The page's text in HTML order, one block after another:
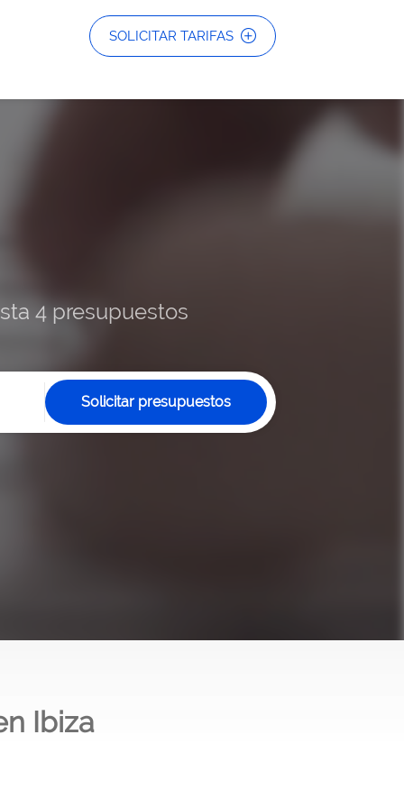
SOLICITAR TARIFAS
4 presupuestos
Solicitar presupuestos
Ibiza